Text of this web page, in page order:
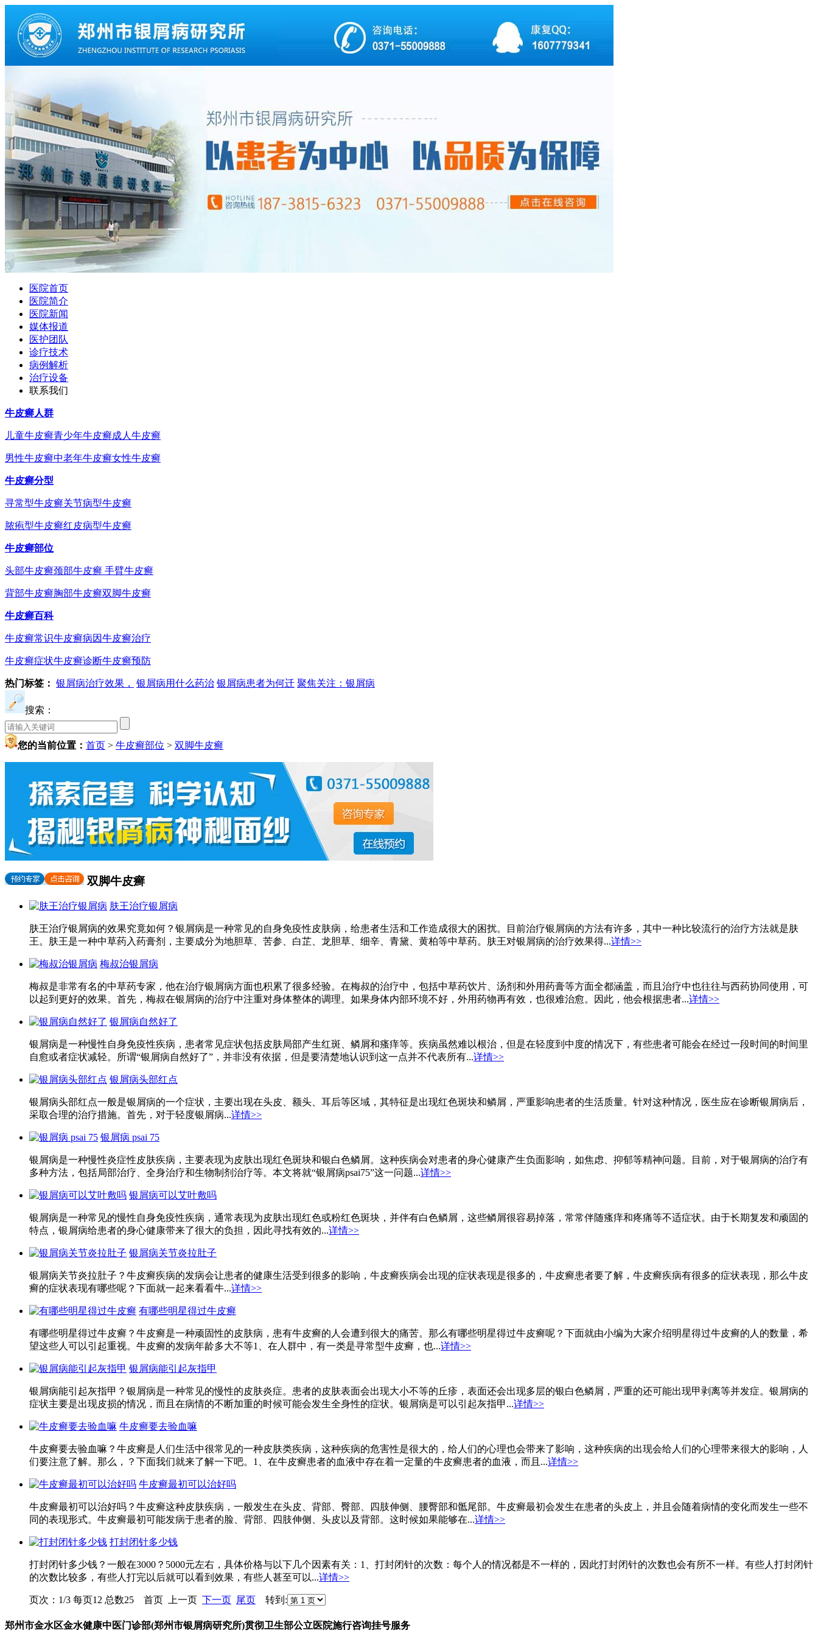
医院首页
医院简介
医院新闻
媒体报道
医护团队
诊疗技术
病例解析
治疗设备
联系我们
牛皮癣人群
儿童牛皮癣青少年牛皮癣成人牛皮癣
男性牛皮癣中老年牛皮癣女性牛皮癣
牛皮癣分型
寻常型牛皮癣关节病型牛皮癣
脓疱型牛皮癣红皮病型牛皮癣
牛皮癣部位
头部牛皮癣颈部牛皮癣 手臂牛皮癣
背部牛皮癣胸部牛皮癣双脚牛皮癣
牛皮癣百科
牛皮癣常识牛皮癣病因牛皮癣治疗
牛皮癣症状牛皮癣诊断牛皮癣预防
热门标签： 银屑病治疗效果， 银屑病用什么药治 银屑病患者为何迁 聚焦关注：银屑病
搜索：
您的当前位置： 首页 > 牛皮癣部位 > 双脚牛皮癣
双脚牛皮癣
肤王治疗银屑病
肤王治疗银屑病的效果究竟如何？银屑病是一种常见的自身免疫性皮肤病，给患者生活和工作造成很大的困扰。目前治疗银屑病的方法有许多，其中一种比较流行的治疗方法就是肤
王。肤王是一种中草药入药膏剂，主要成分为地胆草、苦参、白芷、龙胆草、细辛、青黛、黄柏等中草药。肤王对银屑病的治疗效果得...详情>>
梅叔治银屑病
梅叔是非常有名的中草药专家，他在治疗银屑病方面也积累了很多经验。在梅叔的治疗中，包括中草药饮片、汤剂和外用药膏等方面全都涵盖，而且治疗中也往往与西药协同使用，可
以起到更好的效果。首先，梅叔在银屑病的治疗中注重对身体整体的调理。如果身体内部环境不好，外用药物再有效，也很难治愈。因此，他会根据患者...详情>>
银屑病自然好了
银屑病是一种慢性自身免疫性疾病，患者常见症状包括皮肤局部产生红斑、鳞屑和瘙痒等。疾病虽然难以根治，但是在轻度到中度的情况下，有些患者可能会在经过一段时间的时间里
自愈或者症状减轻。所谓“银屑病自然好了”，并非没有依据，但是要清楚地认识到这一点并不代表所有...详情>>
银屑病头部红点
银屑病头部红点一般是银屑病的一个症状，主要出现在头皮、额头、耳后等区域，其特征是出现红色斑块和鳞屑，严重影响患者的生活质量。针对这种情况，医生应在诊断银屑病后，
采取合理的治疗措施。首先，对于轻度银屑病...详情>>
银屑病 psai 75
银屑病是一种慢性炎症性皮肤疾病，主要表现为皮肤出现红色斑块和银白色鳞屑。这种疾病会对患者的身心健康产生负面影响，如焦虑、抑郁等精神问题。目前，对于银屑病的治疗有
多种方法，包括局部治疗、全身治疗和生物制剂治疗等。本文将就“银屑病psai75”这一问题...详情>>
银屑病可以艾叶敷吗
银屑病是一种常见的慢性自身免疫性疾病，通常表现为皮肤出现红色或粉红色斑块，并伴有白色鳞屑，这些鳞屑很容易掉落，常常伴随瘙痒和疼痛等不适症状。由于长期复发和顽固的
特点，银屑病给患者的身心健康带来了很大的负担，因此寻找有效的...详情>>
银屑病关节炎拉肚子
银屑病关节炎拉肚子？牛皮癣疾病的发病会让患者的健康生活受到很多的影响，牛皮癣疾病会出现的症状表现是很多的，牛皮癣患者要了解，牛皮癣疾病有很多的症状表现，那么牛皮
癣的症状表现有哪些呢？下面就一起来看看牛...详情>>
有哪些明星得过牛皮癣
有哪些明星得过牛皮癣？牛皮癣是一种顽固性的皮肤病，患有牛皮癣的人会遭到很大的痛苦。那么有哪些明星得过牛皮癣呢？下面就由小编为大家介绍明星得过牛皮癣的人的数量，希
望这些人可以引起重视。牛皮癣的发病年龄多大不等1、在人群中，有一类是寻常型牛皮癣，也...详情>>
银屑病能引起灰指甲
银屑病能引起灰指甲？银屑病是一种常见的慢性的皮肤炎症。患者的皮肤表面会出现大小不等的丘疹，表面还会出现多层的银白色鳞屑，严重的还可能出现甲剥离等并发症。银屑病的
症状主要是出现皮损的情况，而且在病情的不断加重的时候可能会发生全身性的症状。银屑病是可以引起灰指甲...详情>>
牛皮癣要去验血嘛
牛皮癣要去验血嘛？牛皮癣是人们生活中很常见的一种皮肤类疾病，这种疾病的危害性是很大的，给人们的心理也会带来了影响，这种疾病的出现会给人们的心理带来很大的影响，人
们要注意了解。那么，？下面我们就来了解一下吧。1、在牛皮癣患者的血液中存在着一定量的牛皮癣患者的血液，而且...详情>>
牛皮癣最初可以治好吗
牛皮癣最初可以治好吗？牛皮癣这种皮肤疾病，一般发生在头皮、背部、臀部、四肢伸侧、腰臀部和骶尾部。牛皮癣最初会发生在患者的头皮上，并且会随着病情的变化而发生一些不
同的表现形式。牛皮癣最初可能发病于患者的脸、背部、四肢伸侧、头皮以及背部。这时候如果能够在...详情>>
打封闭针多少钱
打封闭针多少钱？一般在3000？5000元左右，具体价格与以下几个因素有关：1、打封闭针的次数：每个人的情况都是不一样的，因此打封闭针的次数也会有所不一样。有些人打封闭针
的次数比较多，有些人打完以后就可以看到效果，有些人甚至可以...详情>>
页次：1/3 每页12 总数25 首页 上一页 下一页 尾页 转到:
郑州市金水区金水健康中医门诊部(郑州市银屑病研究所)贯彻卫生部公立医院施行咨询挂号服务